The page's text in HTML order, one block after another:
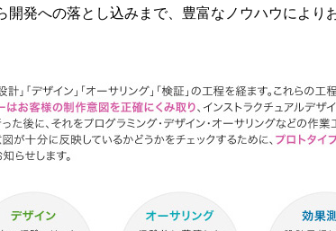
発への落とし込みまで、豊富なノウハウにより